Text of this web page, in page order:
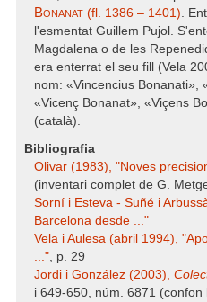
Bonanat (fl. 1386 – 1401).
l'esmentat Guillem Pujol.
Magdalena o de les
era enterrat el seu fill (Vela
nom: «Vincencius Bonanati»,
«Vicenç Bonanat», «Viçens
(català).
Bibliografia
Olivar (1983), "Noves
(inventari complet de G.
Sorní i Esteva - Suñé i
Barcelona desde ..."
Vela i Aulesa (abril 1994),
...", p. 29
Jordi i González (2003),
i 649-650, núm. 6871 (confon